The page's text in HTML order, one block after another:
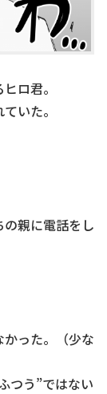
ロ君。
いた。
親に電話をし
った。（少な
つう”ではない